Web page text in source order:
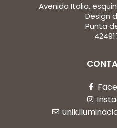
Avenida Italia,
Design
Punta